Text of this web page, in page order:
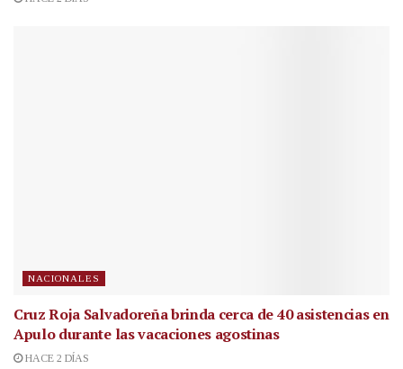
NACIONALES
Cruz Roja Salvadoreña brinda cerca de 40 asistencias en
Apulo durante las vacaciones agostinas
HACE 2 DÍAS